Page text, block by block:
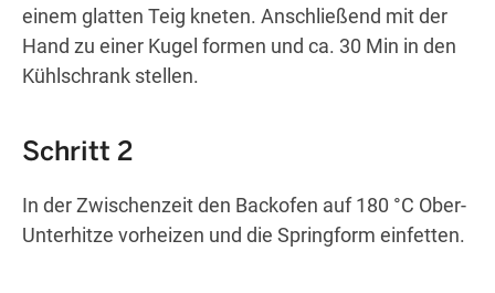
einem glatten Teig kneten. Anschließend mit der
Hand zu einer Kugel formen und ca. 30 Min in den
Kühlschrank stellen.
Schritt 2
In der Zwischenzeit den Backofen auf 180 °C Ober-
Unterhitze vorheizen und die Springform einfetten.